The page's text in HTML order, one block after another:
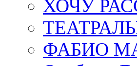
ХОЧУ
ФАБИО